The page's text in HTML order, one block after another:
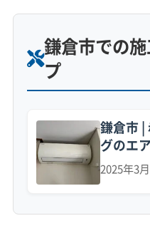
が、換気の際に窓
す。そして、エアコ
ことで、内部に少
す。この湿気と塩分
増えやすいだけでな
に進める「塩害」の
す。
鎌倉市での
プ
鎌倉市 |
グのエ
分解ク
2025年3